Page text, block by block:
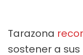
Tarazona
sostener a sus